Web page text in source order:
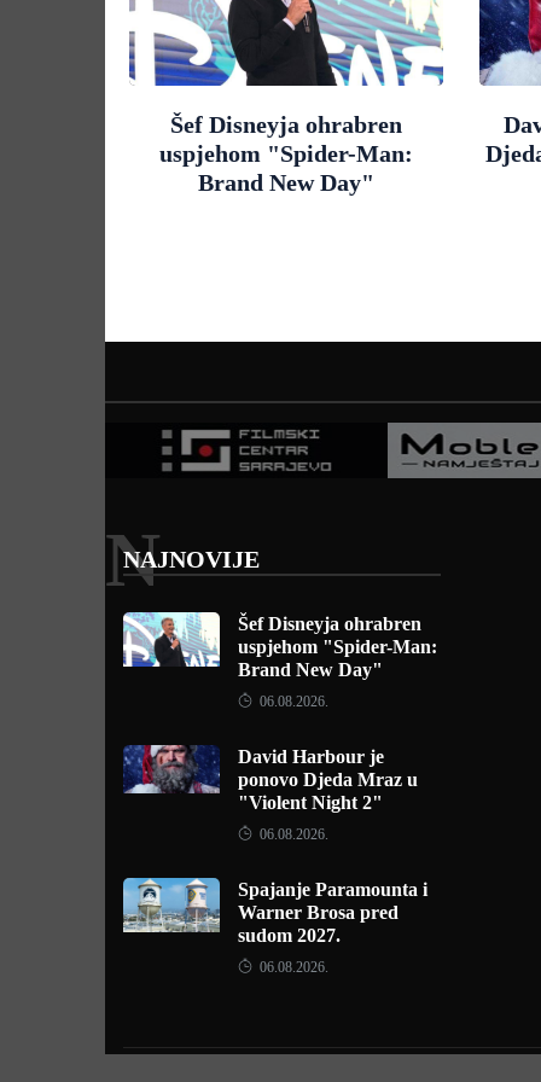
Šef Disneyja ohrabren
uspjehom "Spider-Man:
Brand New Day"
NAJNOVIJE
N
Šef Disneyja ohrabren
uspjehom "Spider-Man:
Brand New Day"
06.08.2026.
David Harbour je
ponovo Djeda Mraz u
"Violent Night 2"
06.08.2026.
Spajanje Paramounta i
Warner Brosa pred
sudom 2027.
06.08.2026.